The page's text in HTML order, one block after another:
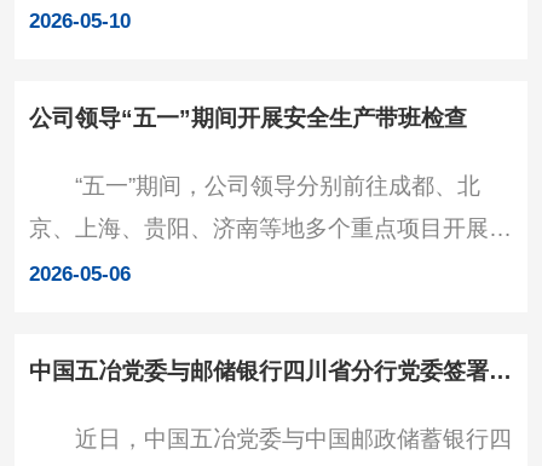
新片区城市合伙人项目。中国五冶党委书记、董
书记刘荣华出席并见证签约。 签约仪式现场
胡滨代表新区与中国五冶签订合伙人协议，标志
着公司成为兴隆老
2026-05-10
公司领导“五一”期间开展安全生产带班检查
“五一”期间，公司领导分别前往成都、北
京、上海、贵阳、济南等地多个重点项目开展安
全带班检查，并慰问一线干部职工，向节日坚守
公司领导深入项目建设现场，详细了解工期进
保管控等情况，对各单位及项目进一步抓实抓牢
2026-05-06
中国五冶党委与邮储银行四川省分行党委签署党建联建框架协议
近日，中国五冶党委与中国邮政储蓄银行四